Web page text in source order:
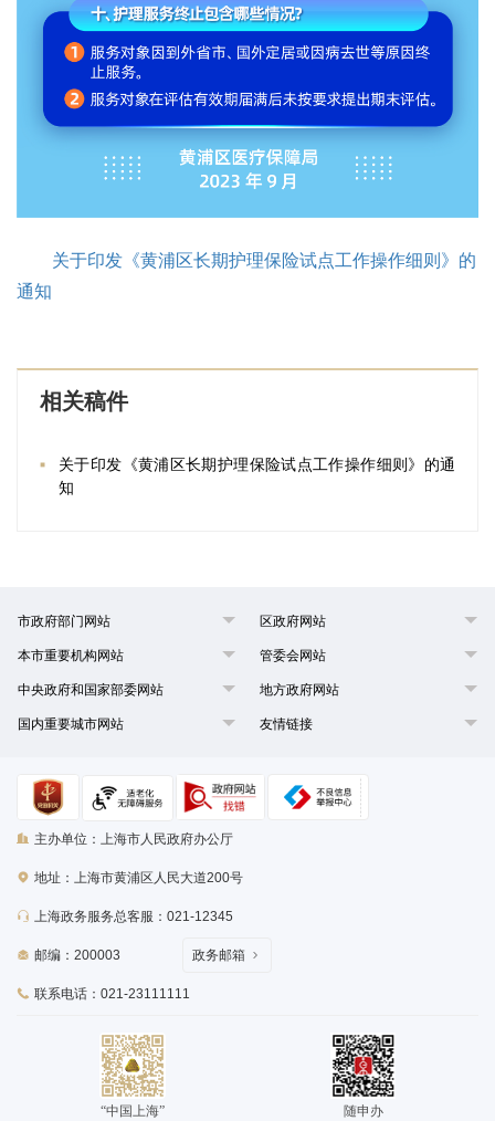
关于印发《黄浦区长期护理保险试点工作操作细则》的
通知
相关稿件
关于印发《黄浦区长期护理保险试点工作操作细则》的通
知
市政府部门网站 区政府网站
本市重要机构网站 管委会网站
中央政府和国家部委网站 地方政府网站
国内重要城市网站 友情链接
主办单位：上海市人民政府办公厅
地址：上海市黄浦区人民大道200号
上海政务服务总客服：021-12345
邮编：200003
联系电话：021-23111111
政务邮箱
“中国上海”
随申办